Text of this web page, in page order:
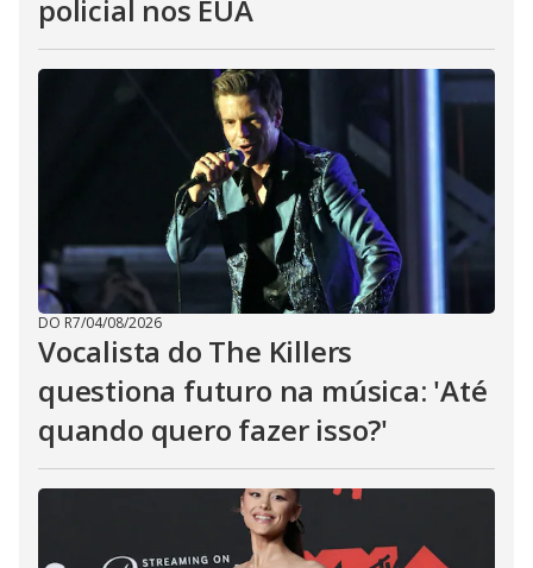
policial nos EUA
DO R7/04/08/2026
Vocalista do The Killers
questiona futuro na música: 'Até
quando quero fazer isso?'